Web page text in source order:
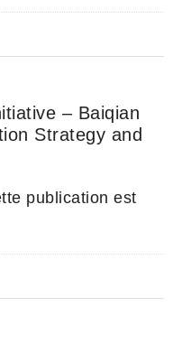
– Baiqian
Strategy and
publication est